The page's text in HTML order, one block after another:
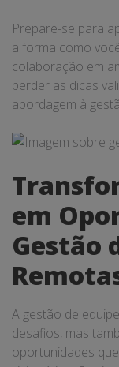
Prepare-se para
a forma como
colaboração em
perder as dicas
abordagem à
em
Gestão
A gestão de
desafios, mas
oportunidades